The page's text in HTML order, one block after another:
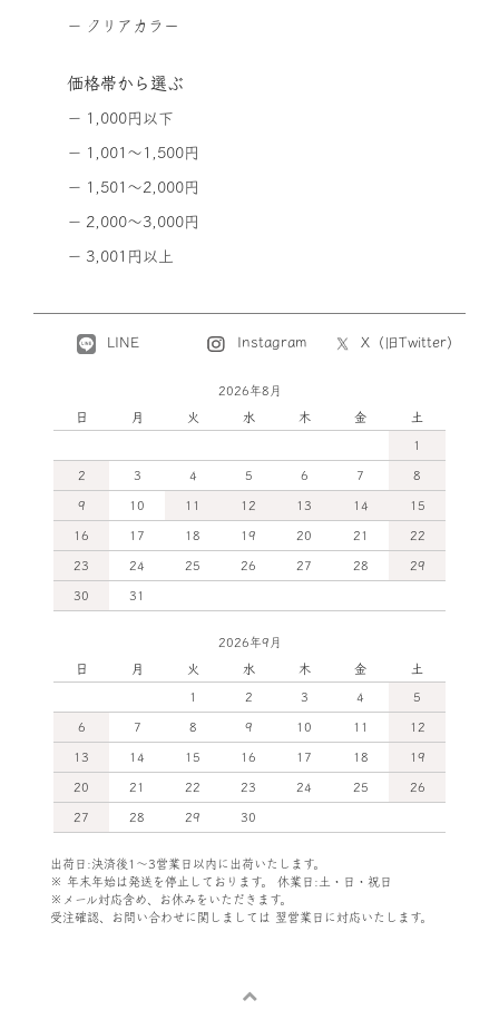
クリアカラー
価格帯から選ぶ
1,000円以下
1,001～1,500円
1,501～2,000円
2,000～3,000円
3,001円以上
LINE Instagram X（旧Twitter）
2026年8月
日 月 火 水 木 金 土
1
2 3 4 5 6 7 8
9 10 11 12 13 14 15
16 17 18 19 20 21 22
23 24 25 26 27 28 29
30 31
2026年9月
日 月 火 水 木 金 土
1 2 3 4 5
6 7 8 9 10 11 12
13 14 15 16 17 18 19
20 21 22 23 24 25 26
27 28 29 30
出荷日:決済後1～3営業日以内に出荷いたします。
※ 年末年始は発送を停止しております。 休業日:土・日・祝日
※メール対応含め、お休みをいただきます。
受注確認、お問い合わせに関しましては 翌営業日に対応いたします。